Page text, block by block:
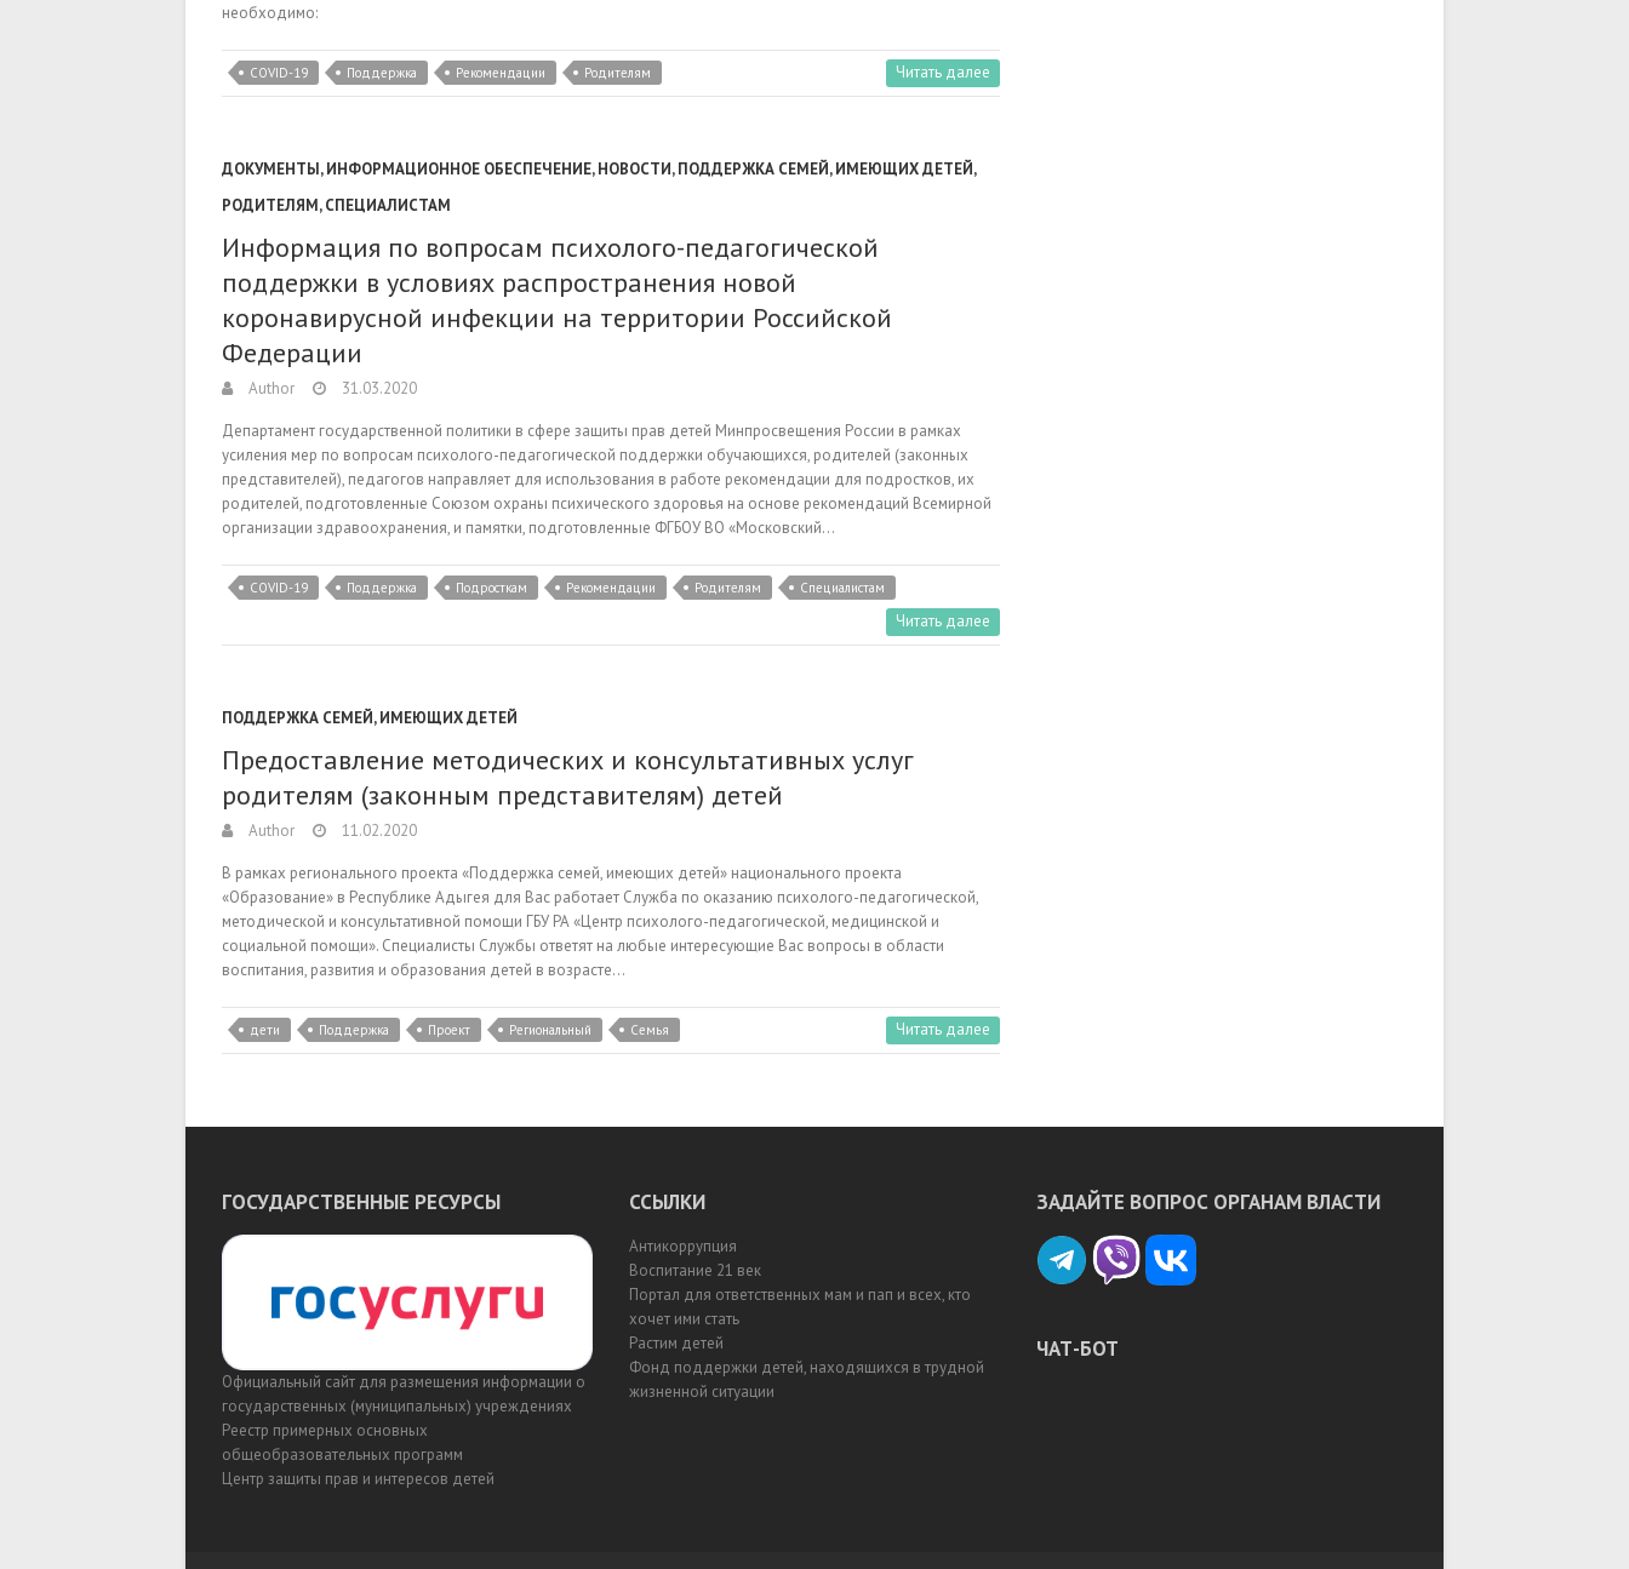
необходимо:
COVID-19 Поддержка Рекомендации Родителям Читать далее
ДОКУМЕНТЫ,ИНФОРМАЦИОННОЕ ОБЕСПЕЧЕНИЕ,НОВОСТИ,ПОДДЕРЖКА СЕМЕЙ, ИМЕЮЩИХ ДЕТЕЙ,
РОДИТЕЛЯМ,СПЕЦИАЛИСТАМ
Информация по вопросам психолого-педагогической
поддержки в условиях распространения новой
коронавирусной инфекции на территории Российской
Федерации
Author 31.03.2020
Департамент государственной политики в сфере защиты прав детей Минпросвещения России в рамках
усиления мер по вопросам психолого-педагогической поддержки обучающихся, родителей (законных
представителей), педагогов направляет для использования в работе рекомендации для подростков, их
родителей, подготовленные Союзом охраны психического здоровья на основе рекомендаций Всемирной
организации здравоохранения, и памятки, подготовленные ФГБОУ ВО «Московский…
COVID-19 Поддержка Подросткам Рекомендации Родителям Специалистам
Читать далее
ПОДДЕРЖКА СЕМЕЙ, ИМЕЮЩИХ ДЕТЕЙ
Предоставление методических и консультативных услуг
родителям (законным представителям) детей
Author 11.02.2020
В рамках регионального проекта «Поддержка семей, имеющих детей» национального проекта
«Образование» в Республике Адыгея для Вас работает Служба по оказанию психолого-педагогической,
методической и консультативной помощи ГБУ РА «Центр психолого-педагогической, медицинской и
социальной помощи». Специалисты Службы ответят на любые интересующие Вас вопросы в области
воспитания, развития и образования детей в возрасте…
дети Поддержка Проект Региональный Семья Читать далее
ГОСУДАРСТВЕННЫЕ РЕСУРСЫ
Официальный сайт для размещения информации о
государственных (муниципальных) учреждениях
Реестр примерных основных
общеобразовательных программ
Центр защиты прав и интересов детей
ССЫЛКИ
Антикоррупция
Воспитание 21 век
Портал для ответственных мам и пап и всех, кто
хочет ими стать
Растим детей
Фонд поддержки детей, находящихся в трудной
жизненной ситуации
ЗАДАЙТЕ ВОПРОС ОРГАНАМ ВЛАСТИ
ЧАТ-БОТ